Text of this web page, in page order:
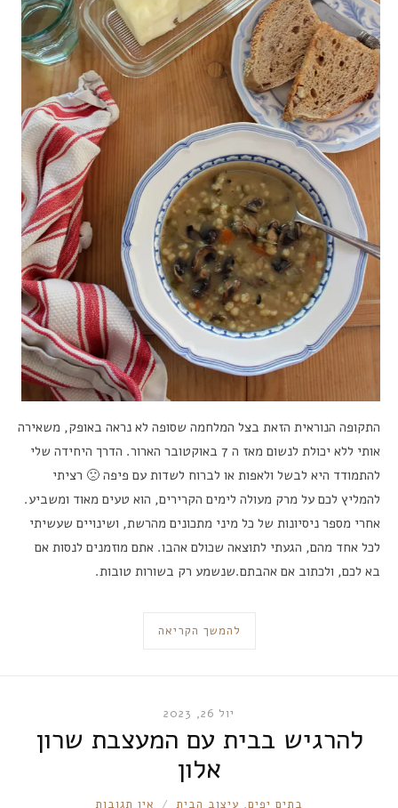
התקופה הנוראית הזאת בצל המלחמה שסופה לא נראה באופק, משאירה
אותי ללא יכולת לנשום מאז ה 7 באוקטובר הארור. הדרך היחידה שלי
להתמודד היא לבשל ולאפות או לברוח לשדות עם פיפה 🙁 רציתי
להמליץ לכם על מרק מעולה לימים הקרירים, הוא טעים מאוד ומשביע.
אחרי מספר ניסיונות של כל מיני מתכונים מהרשת, ושינויים שעשיתי
לכל אחד מהם, הגעתי לתוצאה שכולם אהבו. אתם מוזמנים לנסות אם
בא לכם, ולכתוב אם אהבתם.שנשמע רק בשורות טובות.
להמשך הקריאה
יול 26, 2023
להרגיש בבית עם המעצבת שרון
אלון
RONNIE
בתים יפים, עיצוב הבית אין תגובות